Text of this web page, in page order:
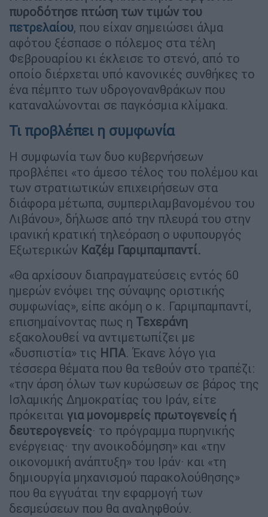
πυροδότησε πτώση των τιμών του
πετρελαίου, που είχαν σημειώσει άλμα
αφότου ξέσπασε ο πόλεμος στα τέλη
Φεβρουαρίου κι έκλεισε το στενό, από το
οποίο διέρχεται υπό κανονικές συνθήκες το
ένα πέμπτο των υδρογονανθράκων που
καταναλώνονται σε παγκόσμια κλίμακα.
Τι προβλέπει η συμφωνία
Η συμφωνία των δυο κυβερνήσεων
προβλέπει «το άμεσο τέλος του πολέμου και
των στρατιωτικών επιχειρήσεων στα
διάφορα μέτωπα, συμπεριλαμβανομένου του
Λιβάνου», δήλωσε από την πλευρά του στην
ιρανική κρατική τηλεόραση ο υφυπουργός
Εξωτερικών Καζέμ Γαριμπαμπαντί.
«Θα αρχίσουν διαπραγματεύσεις εντός 60
ημερών ενόψει της σύναψης οριστικής
συμφωνίας», είπε ακόμη ο κ. Γαριμπαμπαντί,
επισημαίνοντας πως η Τεχεράνη
εξακολουθεί να αντιμετωπίζει με
«δυσπιστία» τις ΗΠΑ. Έκανε λόγο για
τέσσερα θέματα που θα τεθούν στο τραπέζι:
«την άρση όλων των κυρώσεων σε βάρος της
Ισλαμικής Δημοκρατίας του Ιράν, είτε
πρόκειται για μονομερείς πρωτογενείς ή
δευτερογενείς· το πρόγραμμα πυρηνικής
ενέργειας· την ανοικοδόμηση» και «την
οικονομική ανάπτυξη» του Ιράν· και «τη
δημιουργία μηχανισμού παρακολούθησης»
που θα εγγυάται την εφαρμογή των
δεσμεύσεων που θα αναληφθούν.